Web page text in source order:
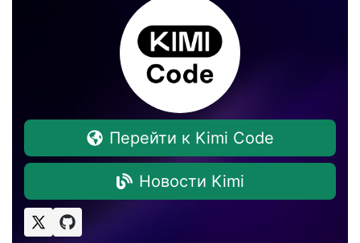
Перейти к Kimi Code
Новости Kimi